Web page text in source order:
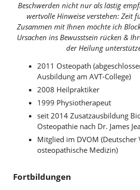
Beschwerden nicht nur als lästig
wertvolle Hinweise verstehen: Zeit
Zusammen mit Ihnen möchte ich
Ursachen ins Bewusstsein rücken &
der Heilung
2011 Osteopath
Ausbildung am AVT-College)
2008 Heilpraktiker
1999 Physiotherapeut
seit 2014 Zusatzausbildung
Osteopathie nach Dr. James
Mitglied im DVOM (Deutscher
osteopathische Medizin)
Fortbildungen